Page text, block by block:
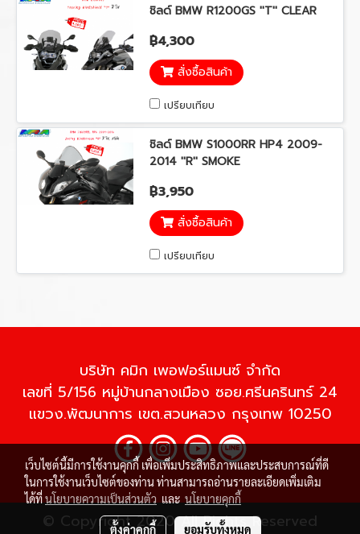
ชิลด์ BMW R1200GS ''T'' CLEAR
฿4,300
สั่งซื้อสินค้า
เปรียบเทียบ
ชิลด์ BMW S1000RR HP4 2009-
2014 ''R'' SMOKE
฿3,950
สั่งซื้อสินค้า
เปรียบเทียบ
บริษัท คมิก เพอฟอร์แมนซ์ จำกัด
เลขที่ 5/156 หมู่บ้านกลางเมือง ซอย.ศรีนครินทร์ 24
แขวง.พัฒนาการ เขต.สวนหลวง กรุงเทพ 10250
© Copyright 2020 All Rights Reserved
เว็บไซต์นี้มีการใช้งานคุกกี้ เพื่อเพิ่มประสิทธิภาพและประสบการณ์ที่ดี
ในการใช้งานเว็บไซต์ของท่าน ท่านสามารถอ่านรายละเอียดเพิ่มเติม
ได้ที่นโยบายความเป็นส่วนตัว และ นโยบายคุกกี้
ตั้งค่าคุกกี้ ยอมรับทั้งหมด